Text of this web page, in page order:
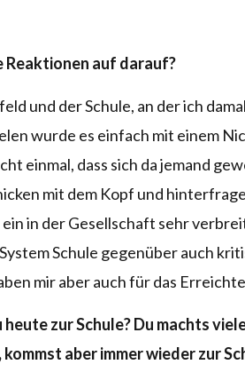
Reaktionen auf darauf?
und der Schule, an der ich
wurde es einfach mit einem
einmal, dass sich da jemand
mit dem Kopf und
in der Gesellschaft sehr
Schule gegenüber auch
mir aber auch für das
zur Schule? Du machts
aber immer wieder zur